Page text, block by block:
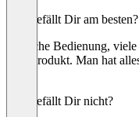
Was gefällt Dir am besten?
Einfache Bedienung,
zum Produkt. Man hat
Was gefällt Dir nicht?